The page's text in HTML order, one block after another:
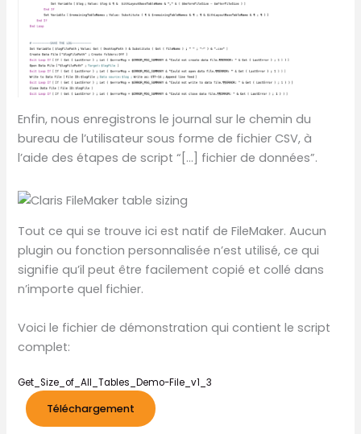
Enfin, nous enregistrons le journal sur le chemin du
bureau de l’utilisateur sous forme de fichier CSV, à
l’aide des étapes de script “[…] fichier de données”.
Tout ce qui se trouve ici est natif de FileMaker. Aucun
plugin ou fonction personnalisée n’est utilisé, ce qui
signifie qu’il peut être facilement copié et collé dans
n’importe quel fichier.
Voici le fichier de démonstration qui contient le script
complet:
Get_Size_of_All_Tables_Demo-File_v1_3
Téléchargement